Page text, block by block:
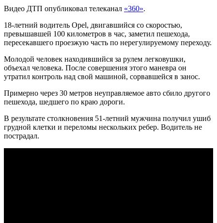
Видео ДТП опубликовал телеканал «360».
18-летний водитель Opel, двигавшийся со скоростью,
превышавшей 100 километров в час, заметил пешехода,
пересекавшего проезжую часть по нерегулируемому переходу.
Молодой человек находившийся за рулем легковушки,
объехал человека. После совершения этого маневра он
утратил контроль над свой машиной, сорвавшейся в занос.
Примерно через 30 метров неуправляемое авто сбило другого
пешехода, шедшего по краю дороги.
В результате столкновения 51-летний мужчина получил ушиб
грудной клетки и переломы нескольких ребер. Водитель не
пострадал.